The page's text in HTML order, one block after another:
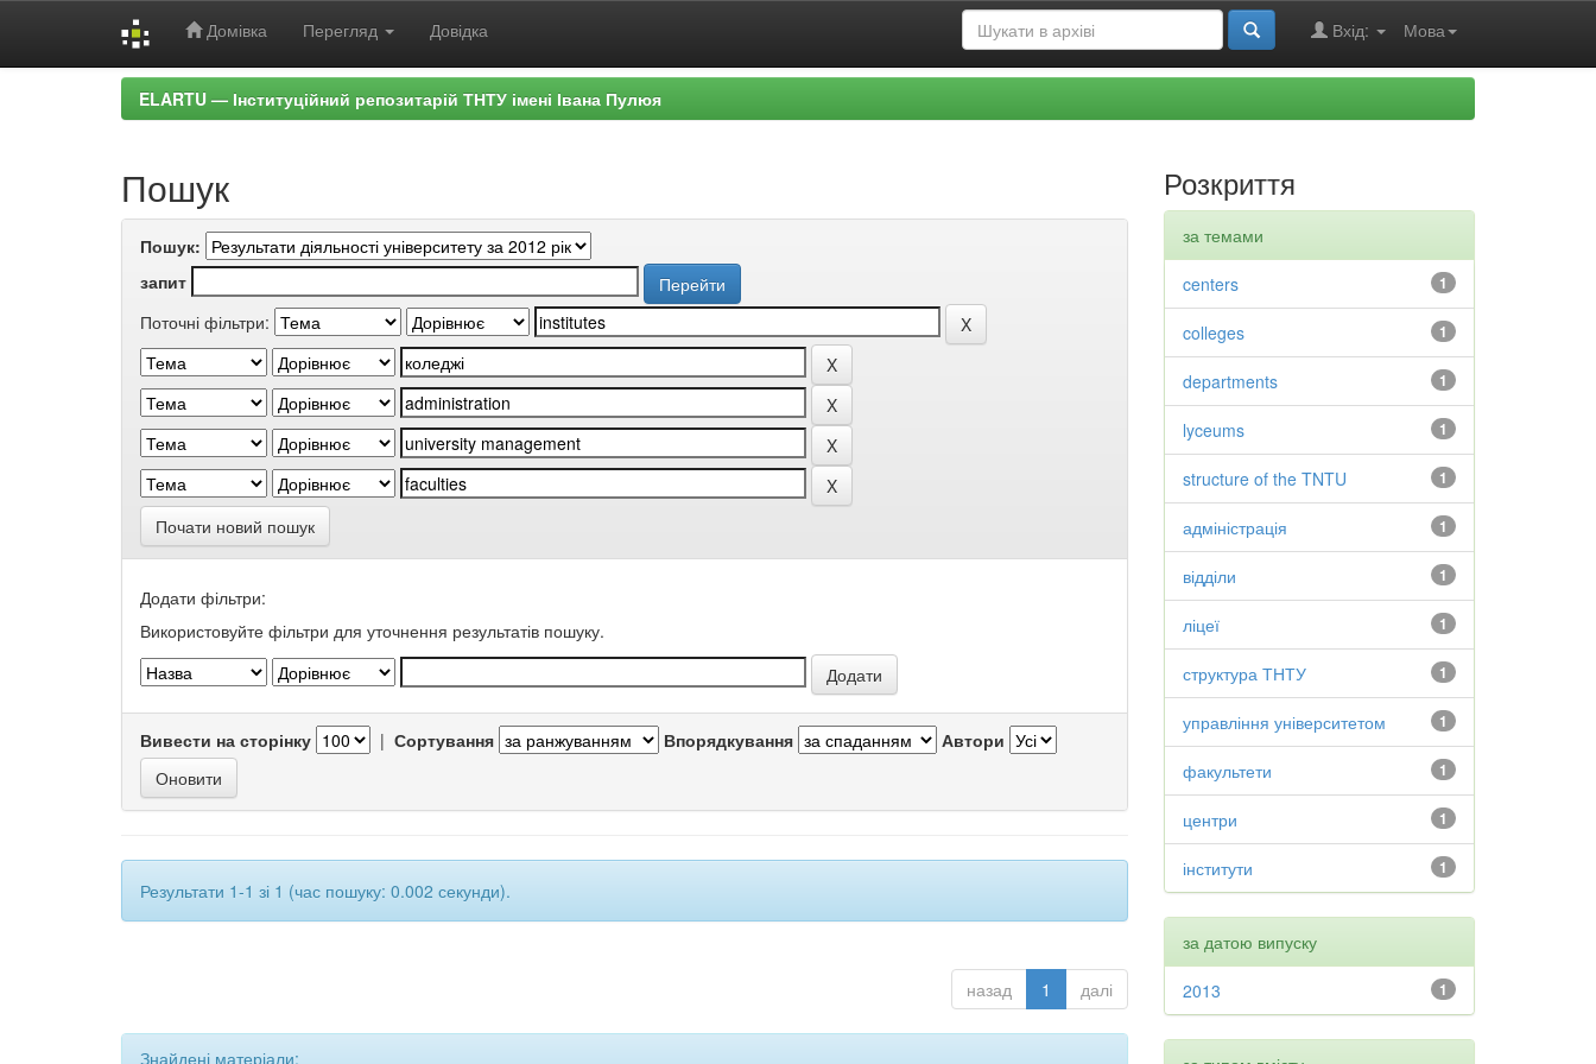
Домівка Перегляд Довідка Мова
Вхід:
ELARTU — Інституційний репозитарій ТНТУ імені Івана Пулюя
Пошук
Пошук:
запит
Поточні фільтри:
Почати новий пошук
Додати фільтри:
Використовуйте фільтри для уточнення результатів пошуку.
Вивести на сторінку | Сортування Впорядкування Автори
Результати 1-1 зі 1 (час пошуку: 0.002 секунди).
назад 1 далі
Знайдені матеріали:
Розкриття
за темами
1
centers
1
colleges
1
departments
1
lyceums
1
structure of the TNTU
1
адміністрація
1
відділи
1
ліцеї
1
структура ТНТУ
1
управління університетом
1
факультети
1
центри
1
інститути
за датою випуску
1
2013